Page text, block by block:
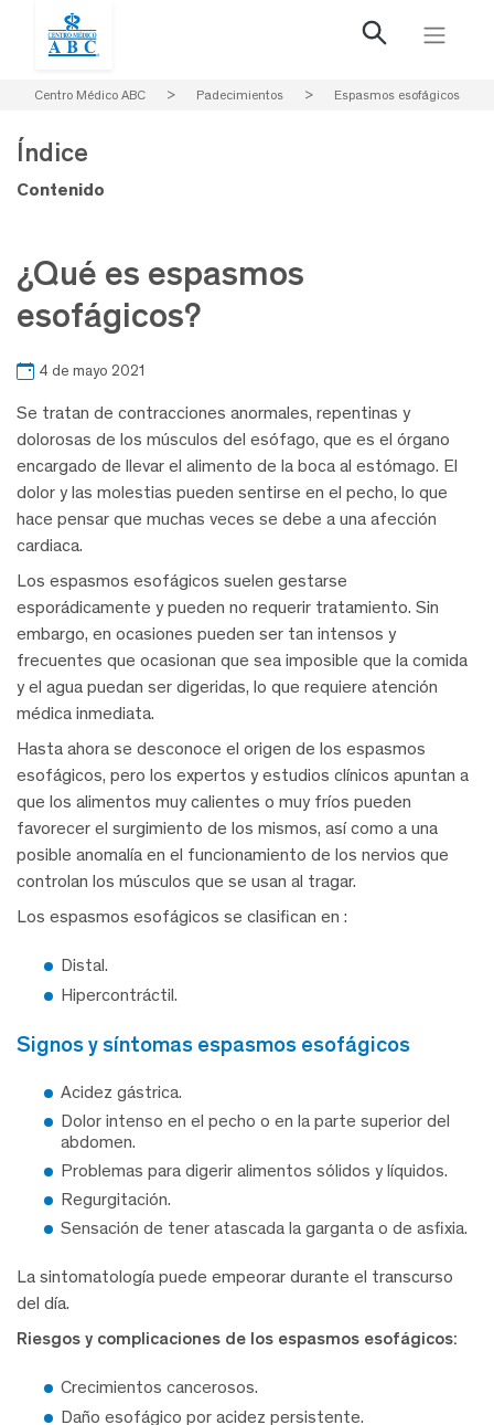
Centro Médico ABC > Padecimientos > Espasmos esofágicos
¿Qué es espasmos
esofágicos?
4 de mayo 2021
Se tratan de contracciones anormales, repentinas y
dolorosas de los músculos del esófago, que es el órgano
encargado de llevar el alimento de la boca al estómago. El
dolor y las molestias pueden sentirse en el pecho, lo que
hace pensar que muchas veces se debe a una afección
cardiaca.
Los espasmos esofágicos suelen gestarse
esporádicamente y pueden no requerir tratamiento. Sin
embargo, en ocasiones pueden ser tan intensos y
frecuentes que ocasionan que sea imposible que la comida
y el agua puedan ser digeridas, lo que requiere atención
médica inmediata.
Hasta ahora se desconoce el origen de los espasmos
esofágicos, pero los expertos y estudios clínicos apuntan a
que los alimentos muy calientes o muy fríos pueden
favorecer el surgimiento de los mismos, así como a una
posible anomalía en el funcionamiento de los nervios que
controlan los músculos que se usan al tragar.
Los espasmos esofágicos se clasifican en :
Distal.
Hipercontráctil.
signos y síntomas espasmos esofágicos
Acidez gástrica.
Dolor intenso en el pecho o en la parte superior del
abdomen.
Problemas para digerir alimentos sólidos y líquidos.
Regurgitación.
Sensación de tener atascada la garganta o de asfixia.
La sintomatología puede empeorar durante el transcurso
del día.
Riesgos y complicaciones de los espasmos esofágicos:
Crecimientos cancerosos.
Daño esofágico por acidez persistente.
Índice
Contenido